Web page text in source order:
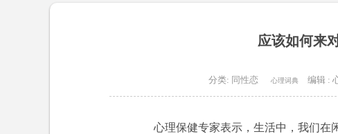
应该如何来
分类: 同性恋 心理词典 编辑 :
心理保健专家表示，生活中，我们在